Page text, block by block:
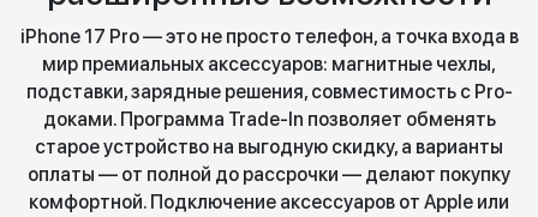
iPhone 17 Pro — это не просто телефон, а точка входа в
мир премиальных аксессуаров: магнитные чехлы,
подставки, зарядные решения, совместимость с Pro-
доками. Программа Trade-In позволяет обменять
старое устройство на выгодную скидку, а варианты
оплаты — от полной до рассрочки — делают покупку
комфортной. Подключение аксессуаров от Apple или